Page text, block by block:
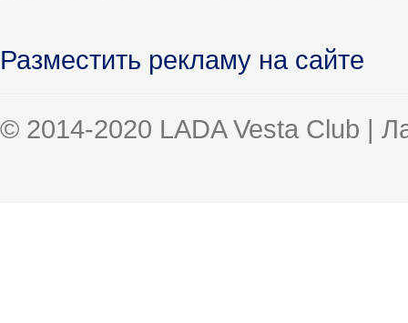
Разместить рекламу на сайте
© 2014-2020 LADA Vesta Club |